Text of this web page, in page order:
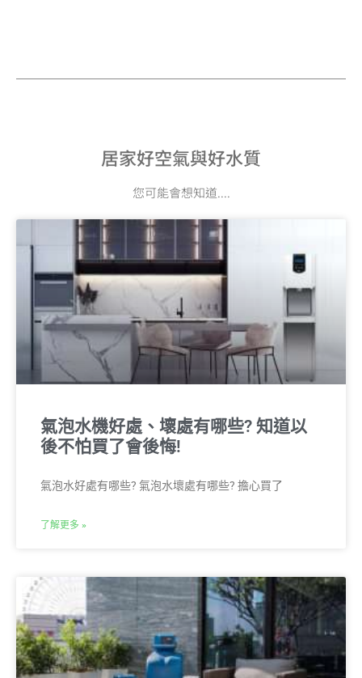
居家好空氣與好水質
您可能會想知道....
氣泡水機好處、壞處有哪些? 知道以
後不怕買了會後悔!
氣泡水好處有哪些? 氣泡水壞處有哪些?​ 擔心買了
了解更多 »